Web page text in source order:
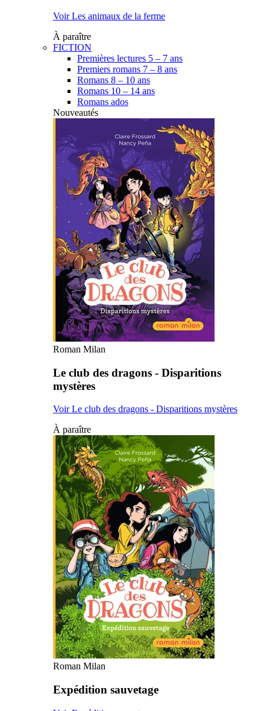
Voir Les animaux de la ferme
À paraître
FICTION
Premières lectures 5 – 7 ans
Premiers romans 7 – 8 ans
Romans 8 – 10 ans
Romans 10 – 14 ans
Romans ados
Nouveautés
Roman Milan
Le club des dragons - Disparitions
mystères
Voir Le club des dragons - Disparitions mystères
À paraître
Roman Milan
Expédition sauvetage